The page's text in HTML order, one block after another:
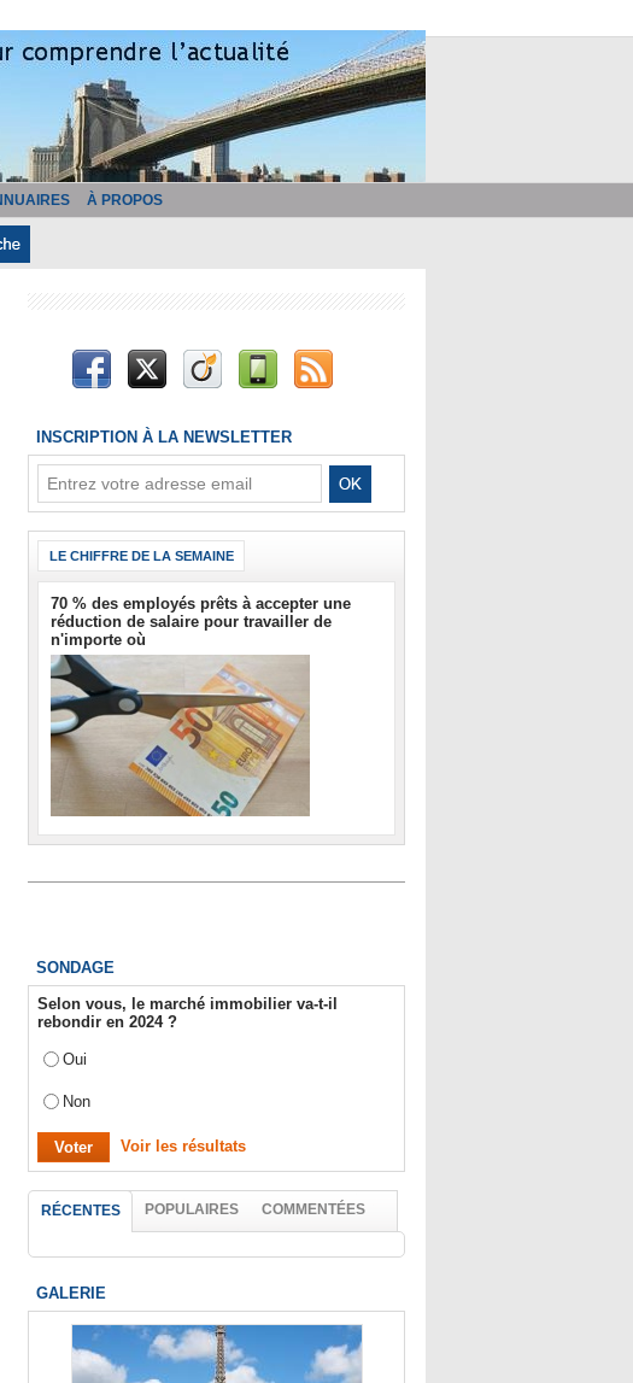
À PROPOS
INSCRIPTION À LA NEWSLETTER
LE CHIFFRE DE LA SEMAINE
70 % des employés prêts à accepter une
réduction de salaire pour travailler de
n'importe où
SONDAGE
Selon vous, le marché immobilier va-t-il
rebondir en 2024 ?
Oui
Non
Voir les résultats
RÉCENTES POPULAIRES COMMENTÉES
GALERIE